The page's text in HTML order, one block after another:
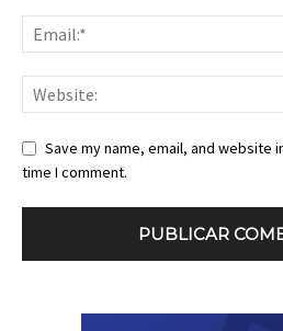
Save my name, email, and website
time I comment.